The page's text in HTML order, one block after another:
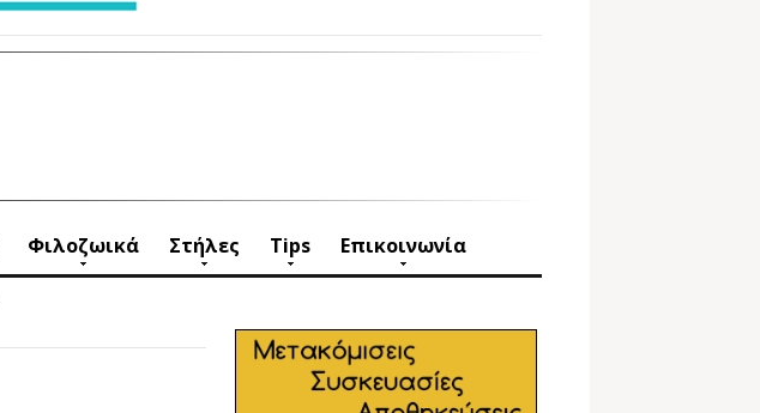
Φιλοζωικά Στήλες Tips Επικοινωνία